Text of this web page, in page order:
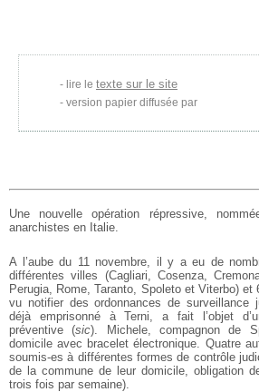
lire le texte sur le site
version papier diffusée par
Une nouvelle opération répressive,
anarchistes en Italie.
A l’aube du 11 novembre, il y a eu de
différentes villes (Cagliari, Cosenza,
Perugia, Rome, Taranto, Spoleto et Viterbo)
vu notifier des ordonnances de surveillance
déjà emprisonné à Terni, a fait l’objet
préventive (sic). Michele, compagnon de
domicile avec bracelet électronique. Quatre
soumis-es à différentes formes de contrôle
de la commune de leur domicile, obligation
trois fois par semaine).